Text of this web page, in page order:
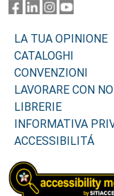
LA TUA OPINIONE
CATALOGHI
CONVENZIONI
LAVORARE CON
LIBRERIE
INFORMATIVA
ACCESSIBILITÁ